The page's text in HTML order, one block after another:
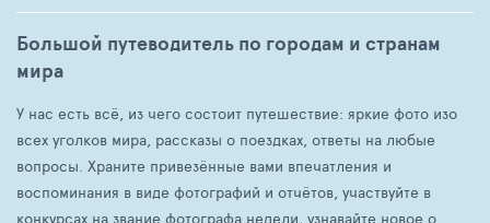
Большой путеводитель по городам и странам
мира
У нас есть всё, из чего состоит путешествие: яркие фото изо
всех уголков мира, рассказы о поездках, ответы на любые
вопросы. Храните привезённые вами впечатления и
воспоминания в виде фотографий и отчётов, участвуйте в
конкурсах на звание фотографа недели, узнавайте новое о